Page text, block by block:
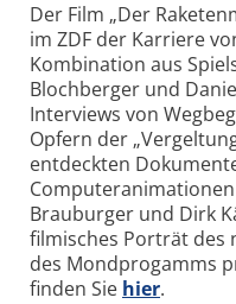
Der Film „Der
im ZDF der Karriere
Kombination aus
Blochberger und
Interviews von
Opfern der
entdeckten
Brauburger und Dirk
filmisches Porträt des
des Mondprogamms
finden Sie hier.